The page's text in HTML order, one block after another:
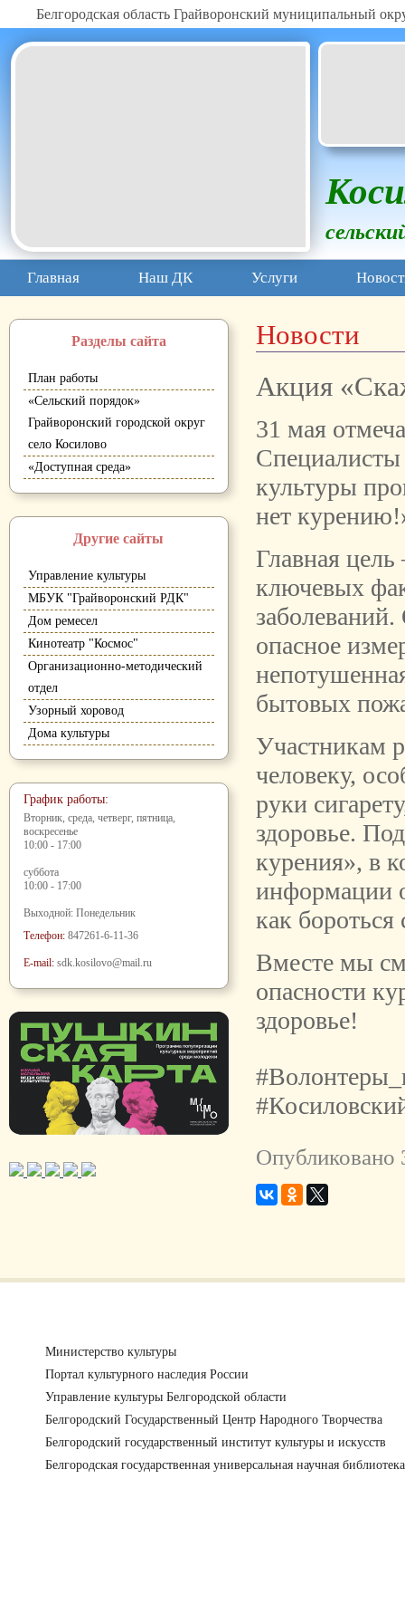
Белгородская область Грайворонский муниципальный
Главная Наш ДК Услуги
Разделы сайта
План работы
«Сельский порядок»
Грайворонский городской округ
село Косилово
«Доступная среда»
Другие сайты
Управление культуры
МБУК "Грайворонский РДК"
Дом ремесел
Кинотеатр "Космос"
Организационно-методический
отдел
Узорный хоровод
Дома культуры
График работы:
Вторник, среда, четверг, пятница,
воскресенье
10:00 - 17:00
суббота
10:00 - 17:00
Выходной: Понедельник
Телефон: 847261-6-11-36
E-mail: sdk.kosilovo@mail.ru
Новости
Акция
31 мая
Специалисты
культуры
нет
Главная
ключевых
опасное
бытовых
Участникам
человеку,
руки
здоровье.
курения», в
информации
как
Вместе мы
опасности
здоровье!
Опубликовано
Министерство культуры
Портал культурного наследия России
Управление культуры Белгородской области
Белгородский Государственный Центр Народного Творчества
Белгородский государственный институт культуры и искусств
Белгородская государственная универсальная научная библиотека